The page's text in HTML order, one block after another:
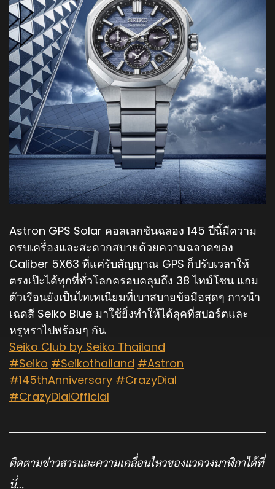
Astron GPS Solar คอลเลกชันฉลอง 145 ปีนี้มีความ
ครบเครื่องและสะดวกสบายด้วยความฉลาดของ
Caliber 5X63 ที่แค่รับสัญญาณ GPS ก็ปรับเวลาให้
ตรงเป๊ะได้ทุกที่ทั่วโลกครอบคลุมถึง 38 ไทม์โซน แถม
ตัวเรือนยังเป็นไทเทเนียมที่เบาสบายข้อมือสุดๆ การนำ
เฉดสี Seiko Blue มาใช้ยิ่งทำให้ได้ลุคที่สปอร์ตและ
หรูหราไปพร้อมๆ กัน
Seiko Club by Seiko Thailand
#Seiko #Seikothailand #Astron
#145thAnniversary #CrazyDial
#CrazyDialOfficial
ติดตามข่าวสารและความเคลื่อนไหวของแวดวงนาฬิกาได้ที่
นี่…